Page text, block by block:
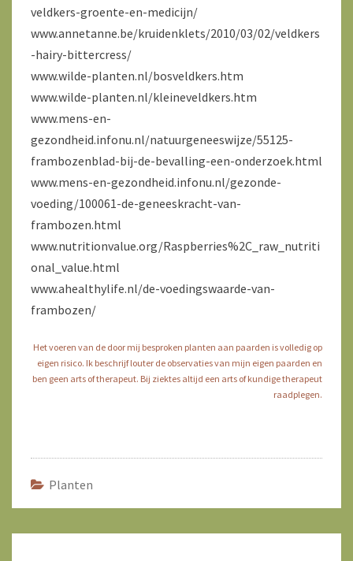
veldkers-groente-en-medicijn/
www.annetanne.be/kruidenklets/2010/03/02/veldkers
-hairy-bittercress/
www.wilde-planten.nl/bosveldkers.htm
www.wilde-planten.nl/kleineveldkers.htm
www.mens-en-
gezondheid.infonu.nl/natuurgeneeswijze/55125-
frambozenblad-bij-de-bevalling-een-onderzoek.html
www.mens-en-gezondheid.infonu.nl/gezonde-
voeding/100061-de-geneeskracht-van-
frambozen.html
www.nutritionvalue.org/Raspberries%2C_raw_nutriti
onal_value.html
www.ahealthylife.nl/de-voedingswaarde-van-
frambozen/
Het voeren van de door mij besproken planten aan paarden is volledig op
eigen risico. Ik beschrijf louter de observaties van mijn eigen paarden en
ben geen arts of therapeut. Bij ziektes altijd een arts of kundige therapeut
raadplegen.
Planten